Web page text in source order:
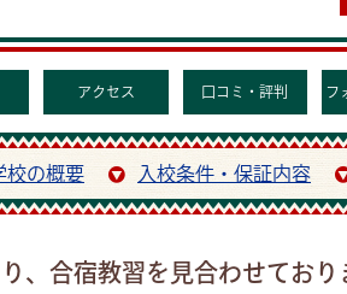
アクセス 口コミ・評判 フ
校の概要 入校条件・保証内容
、合宿教習を見合わせてお